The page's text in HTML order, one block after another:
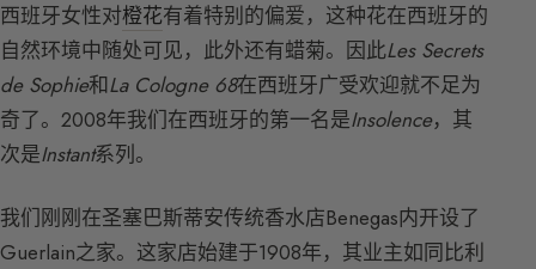
西班牙女性对橙花有着特别的偏爱，这种花在西班牙的
自然环境中随处可见，此外还有蜡菊。因此Les Secrets
de Sophie和La Cologne 68在西班牙广受欢迎就不足为
奇了。2008年我们在西班牙的第一名是Insolence，其
次是Instant系列。
我们刚刚在圣塞巴斯蒂安传统香水店Benegas内开设了
Guerlain之家。这家店始建于1908年，其业主如同比利